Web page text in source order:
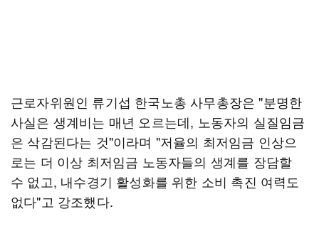
근로자위원인 류기섭 한국노총 사무총장은 "분명한
사실은 생계비는 매년 오르는데, 노동자의 실질임금
은 삭감된다는 것"이라며 "저율의 최저임금 인상으
로는 더 이상 최저임금 노동자들의 생계를 장담할
수 없고, 내수경기 활성화를 위한 소비 촉진 여력도
없다"고 강조했다.